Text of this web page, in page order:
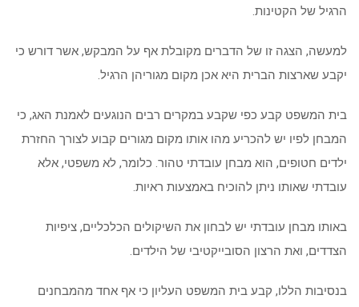
הרגיל של הקטינות.
למעשה, הצגה זו של הדברים מקובלת אף על המבקש, אשר דורש כי
יקבע שארצות הברית היא אכן מקום מגוריהן הרגיל.
בית המשפט קבע כפי שקבע במקרים רבים הנוגעים לאמנת האג, כי
המבחן לפיו יש להכריע מהו אותו מקום מגורים קבוע לצורך החזרת
ילדים חטופים, הוא מבחן עובדתי טהור. כלומר, לא משפטי, אלא
עובדתי שאותו ניתן להוכיח באמצעות ראיות.
באותו מבחן עובדתי יש לבחון את השיקולים הכלכליים, ציפיות
הצדדים, ואת הרצון הסובייקטיבי של הילדים.
בנסיבות הללו, קבע בית המשפט העליון כי אף אחד מהמבחנים